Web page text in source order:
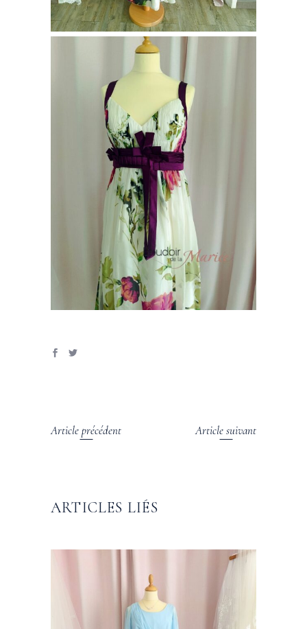
Article précédent Article suivant
ARTICLES LIÉS